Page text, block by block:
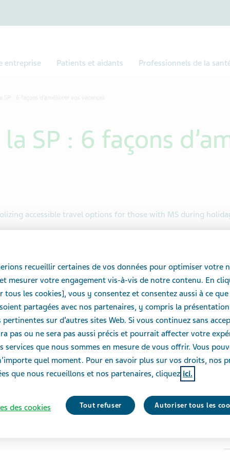
entreprise Patients et aidants Professionnels de la
SP : 6 façons
recueillir certaines de vos données pour optimiser votre
mesurer votre engagement vis-à-vis de notre contenu. En
tous les cookies], vous y consentez et consentez aussi à ce que
partagées avec nos partenaires, y compris la présentation
pertinentes sur d’autres sites Web. Si vous continuez sans
pas ou ne sera pas aussi précis et pourrait affecter votre
services que nous sommes en mesure de vous offrir. Vous
quel moment. Pour en savoir plus sur vos droits, nos
que nous recueillons et nos partenaires, cliquez ici.
Tout refuser Autoriser tous les
des cookies